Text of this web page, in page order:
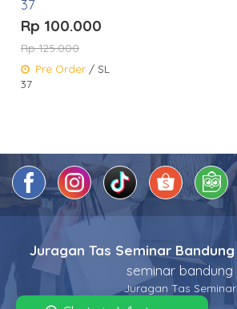
37
Rp 100.000
Rp 125.000
Pre Order / SL
37
Juragan Tas Seminar Bandung
seminar bandung
Juragan Tas Seminar